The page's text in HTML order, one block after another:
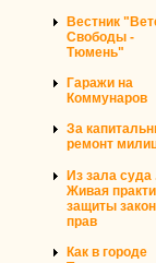
Вестник
Свободы -
Тюмень"
Гаражи на
Коммунаров
За
ремонт
Из зала суда
Живая
защиты
прав
Как в городе